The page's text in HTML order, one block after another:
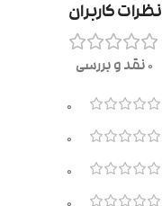
نظرات کاربران
0 نقد و بررسی
0
0
0